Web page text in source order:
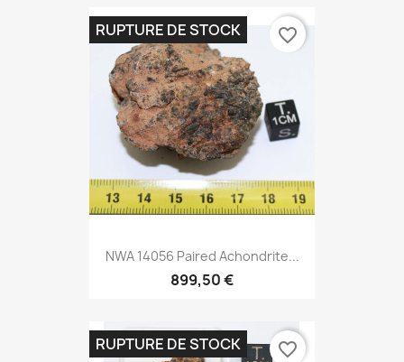
NWA 14056 Paired Achondrite...
899,50 €
RUPTURE DE STOCK favorite_border
RUPTURE DE STOCK favorite_border